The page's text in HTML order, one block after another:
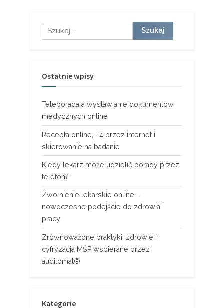
Szukaj:
Ostatnie wpisy
Teleporada a wystawianie dokumentów
medycznych online
Recepta online, L4 przez internet i
skierowanie na badanie
Kiedy lekarz może udzielić porady przez
telefon?
Zwolnienie lekarskie online –
nowoczesne podejście do zdrowia i
pracy
Zrównoważone praktyki, zdrowie i
cyfryzacja MŚP wspierane przez
auditomat®
Kategorie